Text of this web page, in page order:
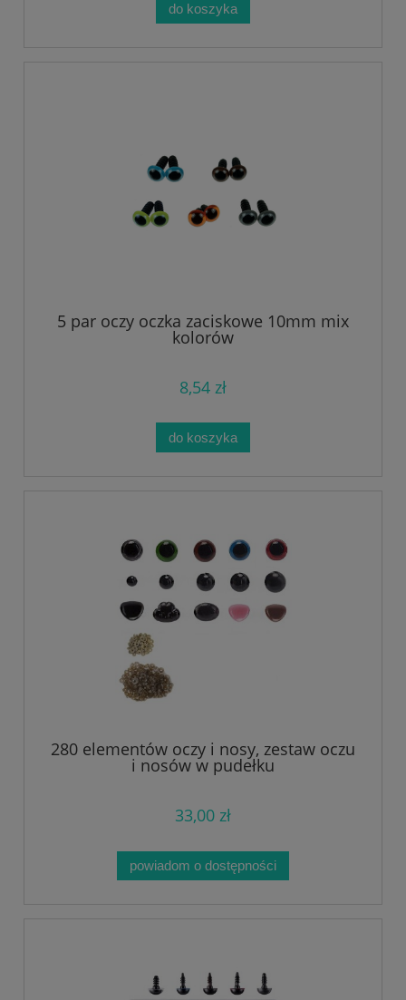
do koszyka
5 par oczy oczka zaciskowe 10mm mix
kolorów
8,54 zł
do koszyka
280 elementów oczy i nosy, zestaw oczu
i nosów w pudełku
33,00 zł
powiadom o dostępności